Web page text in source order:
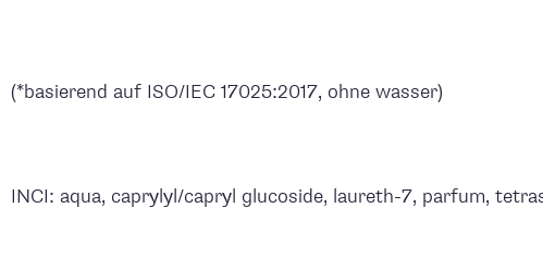
(*basierend auf ISO/IEC 17025:2017, ohne wasser)
INCI: aqua, caprylyl/capryl glucoside, laureth-7, parfum,